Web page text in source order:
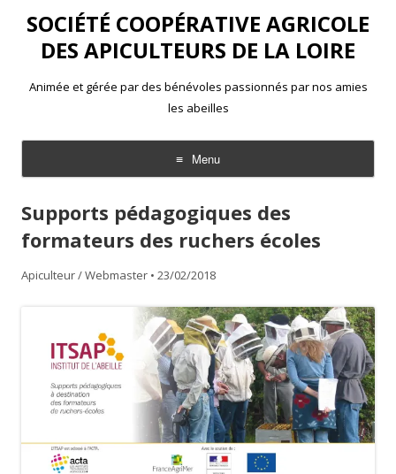
SOCIÉTÉ COOPÉRATIVE AGRICOLE
DES APICULTEURS DE LA LOIRE
Animée et gérée par des bénévoles passionnés par nos amies
les abeilles
Menu
Aller
contenu
Supports pédagogiques des
formateurs des ruchers écoles
Apiculteur / Webmaster • 23/02/2018